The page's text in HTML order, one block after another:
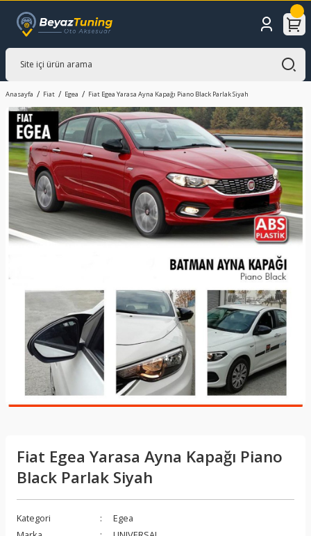
Anasayfa Fiat Egea Fiat Egea Yarasa Ayna Kapağı Piano Black Parlak Siyah
Fiat Egea Yarasa Ayna Kapağı Piano
Black Parlak Siyah
Kategori
Egea